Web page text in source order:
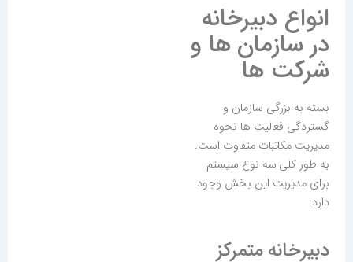
انواع دبیرخانه
در سازمان ها و
شرکت ها
بسته به بزرگی سازمان و
گستردگی فعالیت ها نحوه
مدیریت مکاتبات متفاوت است.
به طور کلی سه نوع سیستم
برای مدیریت این بخش وجود
دارد:
دبیرخانه متمرکز